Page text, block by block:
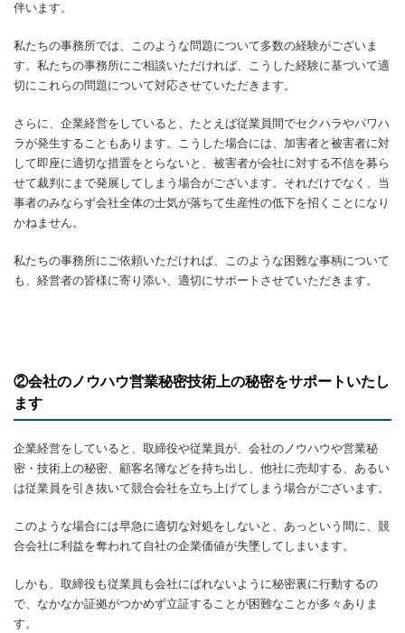
伴います。
私たちの事務所では、このような問題について多数の経験がございま
す。私たちの事務所にご相談いただければ、こうした経験に基づいて適
切にこれらの問題について対応させていただきます。
さらに、企業経営をしていると、たとえば従業員間でセクハラやパワハ
ラが発生することもあります。こうした場合には、加害者と被害者に対
して即座に適切な措置をとらないと、被害者が会社に対する不信を募ら
せて裁判にまで発展してしまう場合がございます。それだけでなく、当
事者のみならず会社全体の士気が落ちて生産性の低下を招くことになり
かねません。
私たちの事務所にご依頼いただければ、このような困難な事柄について
も、経営者の皆様に寄り添い、適切にサポートさせていただきます。
②会社のノウハウ営業秘密技術上の秘密をサポートいたし
ます
企業経営をしていると、取締役や従業員が、会社のノウハウや営業秘
密・技術上の秘密、顧客名簿などを持ち出し、他社に売却する、あるい
は従業員を引き抜いて競合会社を立ち上げてしまう場合がございます。
このような場合には早急に適切な対処をしないと、あっという間に、競
合会社に利益を奪われて自社の企業価値が失墜してしまいます。
しかも、取締役も従業員も会社にばれないように秘密裏に行動するの
で、なかなか証拠がつかめず立証することが困難なことが多々ありま
す。